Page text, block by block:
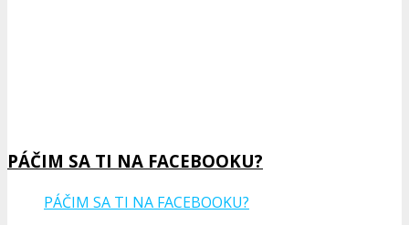
Information
PÁČIM SA TI NA FACEBOOKU?
PÁČIM SA TI NA FACEBOOKU?